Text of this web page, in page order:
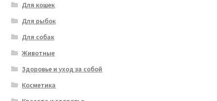
Для кошек
Для рыбок
Для собак
Животные
Здоровье и уход за собой
Косметика